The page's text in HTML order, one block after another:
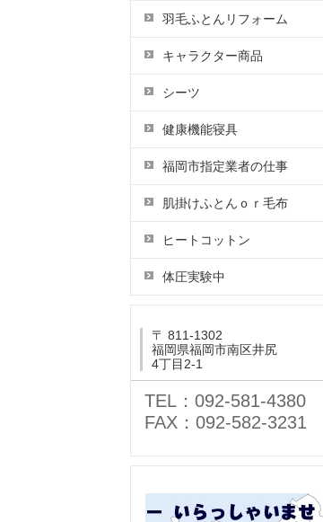
羽毛ふとんリフォーム
キャラクター商品
シーツ
健康機能寝具
福岡市指定業者の仕事
肌掛けふとんｏｒ毛布
ヒートコットン
体圧実験中
〒 811-1302
福岡県福岡市南区井尻
4丁目2-1
TEL：092-581-4380
FAX：092-582-3231